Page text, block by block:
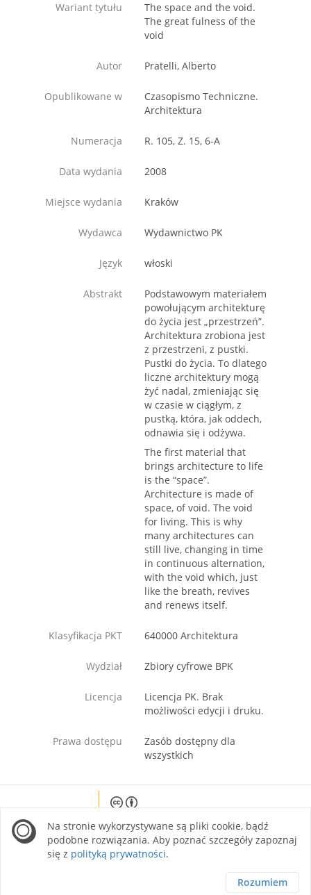
Wariant tytułu
The space and the void.
The great fulness of the
void
Autor Pratelli, Alberto
Opublikowane w
Czasopismo Techniczne.
Architektura
Numeracja R. 105, Z. 15, 6-A
Data wydania 2008
Miejsce wydania Kraków
Wydawca Wydawnictwo PK
Język włoski
Abstrakt
Podstawowym materiałem
powołującym architekturę
do życia jest „przestrzeń”.
Architektura zrobiona jest
z przestrzeni, z pustki.
Pustki do życia. To dlatego
liczne architektury mogą
żyć nadal, zmieniając się
w czasie w ciągłym, z
pustką, która, jak oddech,
odnawia się i odżywa.
The first material that
brings architecture to life
is the “space”.
Architecture is made of
space, of void. The void
for living. This is why
many architectures can
still live, changing in time
in continuous alternation,
with the void which, just
like the breath, revives
and renews itself.
Klasyfikacja PKT 640000 Architektura
Wydział Zbiory cyfrowe BPK
Licencja
Licencja PK. Brak
możliwości edycji i druku.
Prawa dostępu
Zasób dostępny dla
wszystkich
site is licensed under a Creative Commons
Attribution 4.0 International license.
Na stronie wykorzystywane są pliki cookie, bądź
podobne rozwiązania. Aby poznać szczegóły zapoznaj
się z polityką prywatności.
Rozumiem